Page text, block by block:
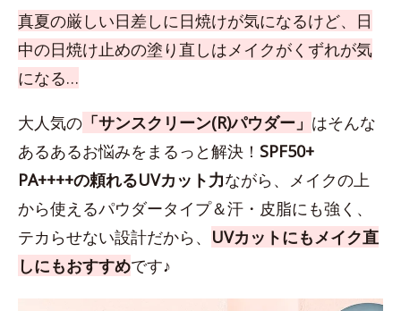
真夏の厳しい日差しに日焼けが気になるけど、日
中の日焼け止めの塗り直しはメイクがくずれが気
になる…
大人気の 「サンスクリーン(R)パウダー」 はそんな
あるあるお悩みをまるっと解決！ SPF50+
PA++++の頼れるUVカット力ながら、メイクの上
から使えるパウダータイプ＆汗・皮脂にも強く、
テカらせない設計だから、 UVカットにもメイク直
しにもおすすめです♪